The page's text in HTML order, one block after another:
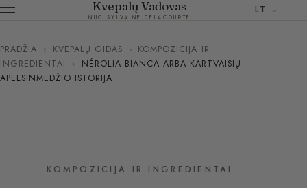
Kvepalų Vadovas
NUO SYLVAINE DELACOURTE
LT
PRADŽIA › KVEPALŲ GIDAS › KOMPOZICIJA IR
INGREDIENTAI
›
NÉROLIA BIANCA ARBA KARTVAISIŲ
APELSINMEDŽIO ISTORIJA
KOMPOZICIJA IR INGREDIENTAI